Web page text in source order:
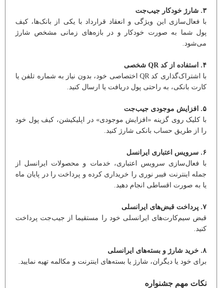
۳. شارژ خودکار جیب‌جت
با فعال‌سازی این ویژگی و انعقاد قرارداد با یکی از بانک‌ها، کیف
‌پول شما به‌ صورت خودکار و در بازه‌های زمانی مشخص شارژ
می‌شود.
۴. استفاده از کد QR شخصی
با اشتراک‌گذاری کد QR اختصاصی خود، بدون نیاز به شماره تلفن یا
کارت بانکی، به ‌راحتی پول دریافت یا ارسال کنید.
۵. افزایش موجودی جیب‌جت
با کلیک روی گزینه «افزایش موجودی» در اپلیکیشن، کیف ‌پول خود
را از طریق حساب بانکی شارژ کنید.
۶. سرویس اعتباری ایرانسل
با فعال‌سازی سرویس اعتباری، خدمات و محصولات ایرانسل از
جمله اینترنت فیبر نوری را خریداری کرده و پرداخت را در پایان ماه
یا به صورت اقساطی انجام دهید.
۷. پرداخت قبض‌های ایرانسلی
قبض سیم‌کارت‌های ایرانسلی خود را مستقیما از جیب‌جت پرداخت
کنید.
۸. خرید شارژ و بسته‌های ایرانسلی
برای خود یا دیگران، شارژ یا بسته‌های اینترنت و مکالمه تهیه نمایید.
نکات مهم جشنواره